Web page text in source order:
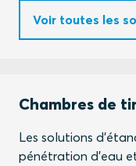
Voir toutes les
Chambres de
Les solutions
pénétration d'eau